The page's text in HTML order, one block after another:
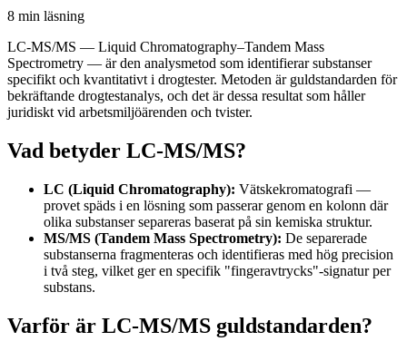
8 min läsning
LC-MS/MS — Liquid Chromatography–Tandem Mass
Spectrometry — är den analysmetod som identifierar substanser
specifikt och kvantitativt i drogtester. Metoden är guldstandarden för
bekräftande drogtestanalys, och det är dessa resultat som håller
juridiskt vid arbetsmiljöärenden och tvister.
Vad betyder LC-MS/MS?
LC (Liquid Chromatography): Vätskekromatografi —
provet späds i en lösning som passerar genom en kolonn där
olika substanser separeras baserat på sin kemiska struktur.
MS/MS (Tandem Mass Spectrometry): De separerade
substanserna fragmenteras och identifieras med hög precision
i två steg, vilket ger en specifik "fingeravtrycks"-signatur per
substans.
Varför är LC-MS/MS guldstandarden?